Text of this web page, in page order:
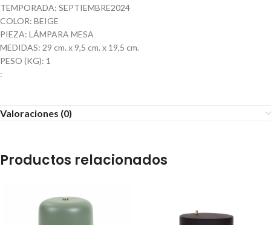
TEMPORADA: SEPTIEMBRE2024
COLOR: BEIGE
PIEZA: LÁMPARA MESA
MEDIDAS: 29 cm. x 9,5 cm. x 19,5 cm.
PESO (KG): 1
:
Valoraciones (0)
Productos relacionados